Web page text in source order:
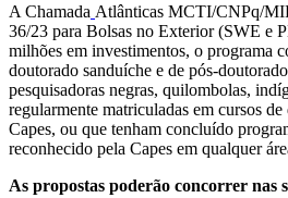
A Chamada Atlânticas MCTI/CNPq/
36/23 para Bolsas no Exterior (SWE e
milhões em investimentos, o programa
doutorado sanduíche e de pós-
pesquisadoras negras, quilombolas,
regularmente matriculadas em cursos
Capes, ou que tenham concluído
reconhecido pela Capes em qualquer
As propostas poderão concorrer nas